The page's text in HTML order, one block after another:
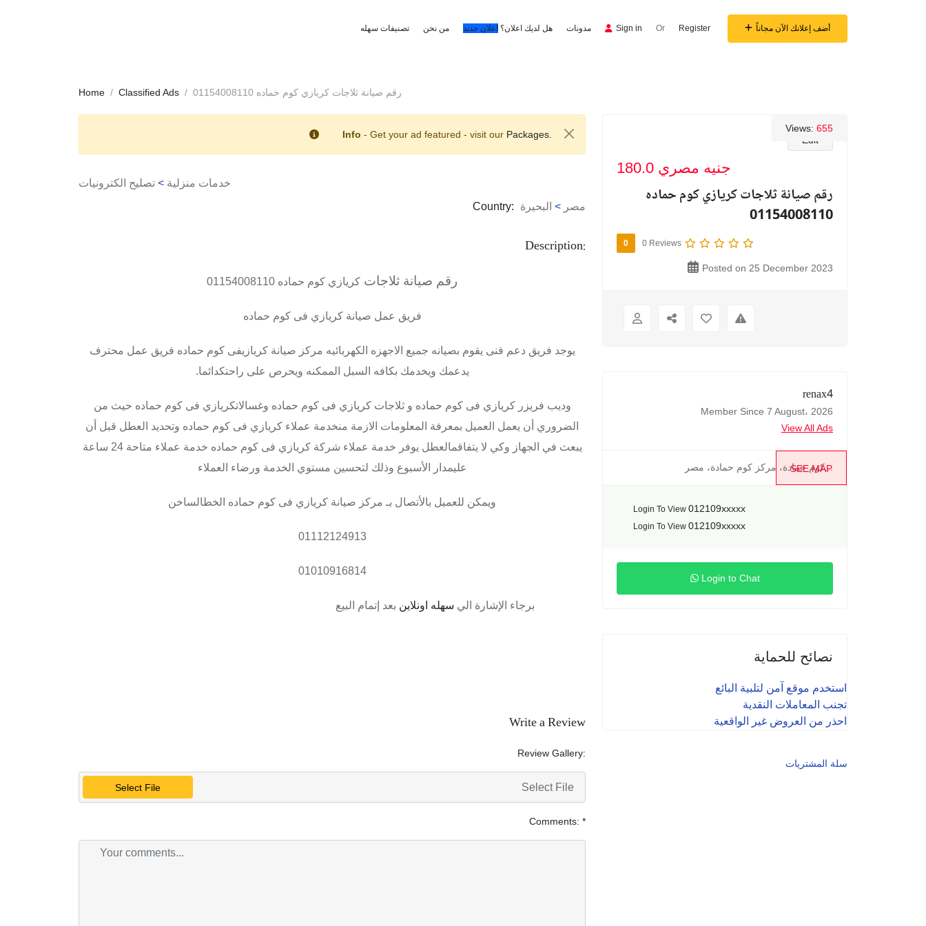
تصنيفات سهله من نحن هل لديك اعلان؟ اعلان جديد مدونات Sign in Or Register أضف إعلانك الآن مجاناً
Home Classified Ads رقم صيانة ثلاجات كريازي كوم حماده 01154008110
Info - Get your ad featured - visit our Packages.
خدمات منزلية > تصليح الكترونيات
Country:
مصر > البحيرة
Description:
رقم صيانة ثلاجات كريازي كوم حماده 01154008110
فريق عمل صيانة كريازي فى كوم حماده
يوجد فريق دعم فنى يقوم بصيانه جميع الاجهزه الكهربائيه مركز صيانة كريازيفى كوم حماده فريق عمل محترف
يدعمك ويخدمك بكافه السبل الممكنه ويحرص على راحتكدائما.
وديب فريزر كريازي فى كوم حماده و ثلاجات كريازي فى كوم حماده وغسالاتكريازي فى كوم حماده حيث من
الضروري أن يعمل العميل بمعرفة المعلومات الازمة منخدمة عملاء كريازي فى كوم حماده وتحديد العطل قبل أن
يبعث في الجهاز وكي لا يتفاقمالعطل يوفر خدمة عملاء شركة كريازي فى كوم حماده خدمة عملاء متاحة 24 ساعة
عليمدار الأسبوع وذلك لتحسين مستوي الخدمة ورضاء العملاء
ويمكن للعميل بالأتصال بـ مركز صيانة كريازي فى كوم حماده الخطالساخن
01112124913
01010916814
برجاء الإشارة الي سهله اونلاين بعد إتمام البيع
Write a Review
Review Gallery:
Select File Select File
Comments: *
Edit
Views: 655
180.0 جنيه مصري
رقم صيانة ثلاجات كريازي كوم حماده
01154008110
0 0 Reviews
Posted on 25 December 2023
renax4
Member Since 7 August، 2026
View All Ads
SEE MAP
كوم حمادة، مركز كوم حمادة، مصر...
Login To View 012109xxxxx
Login To View 012109xxxxx
Login to Chat
نصائح للحماية
استخدم موقع آمن لتلبية البائع
تجنب المعاملات النقدية
احذر من العروض غير الواقعية
سلة المشتريات